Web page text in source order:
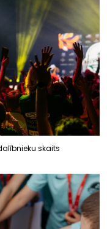
skaits